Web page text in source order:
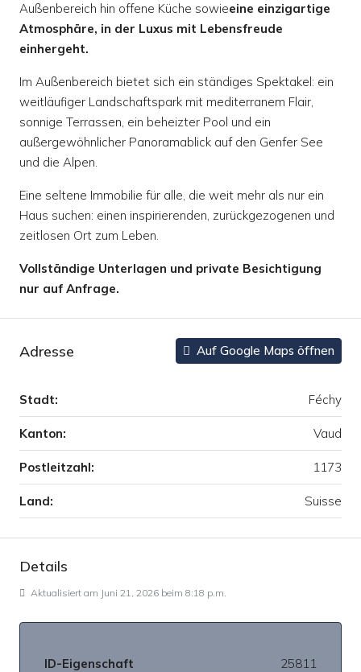
Außenbereich hin offene Küche sowieeine einzigartige
Atmosphäre, in der Luxus mit Lebensfreude
einhergeht.
Im Außenbereich bietet sich ein ständiges Spektakel: ein
weitläufiger Landschaftspark mit mediterranem Flair,
sonnige Terrassen, ein beheizter Pool und ein
außergewöhnlicher Panoramablick auf den Genfer See
und die Alpen.
Eine seltene Immobilie für alle, die weit mehr als nur ein
Haus suchen: einen inspirierenden, zurückgezogenen und
zeitlosen Ort zum Leben.
Vollständige Unterlagen und private Besichtigung
nur auf Anfrage.
Adresse Auf Google Maps öffnen
Stadt: Féchy
Kanton: Vaud
Postleitzahl: 1173
Land: Suisse
Details
Aktualisiert am Juni 21, 2026 beim 8:18 p.m.
ID-Eigenschaft 25811